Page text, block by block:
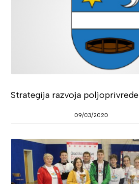
Strategija razvoja poljoprivrede
09/03/2020